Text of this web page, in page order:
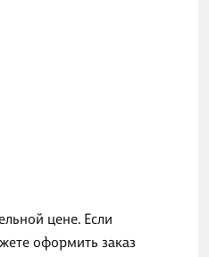
цене. Если
оформить заказ